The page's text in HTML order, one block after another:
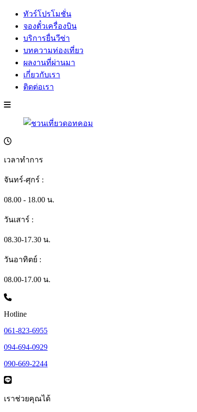
ทัวร์โปรโมชั่น
จองตั๋วเครื่องบิน
บริการยื่นวีซ่า
บทความท่องเที่ยว
ผลงานที่ผ่านมา
เกี่ยวกับเรา
ติดต่อเรา
เวลาทำการ
จันทร์-ศุกร์ :
08.00 - 18.00 น.
วันเสาร์ :
08.30-17.30 น.
วันอาทิตย์ :
08.00-17.00 น.
Hotline
061-823-6955
094-694-0929
090-669-2244
เราช่วยคุณได้